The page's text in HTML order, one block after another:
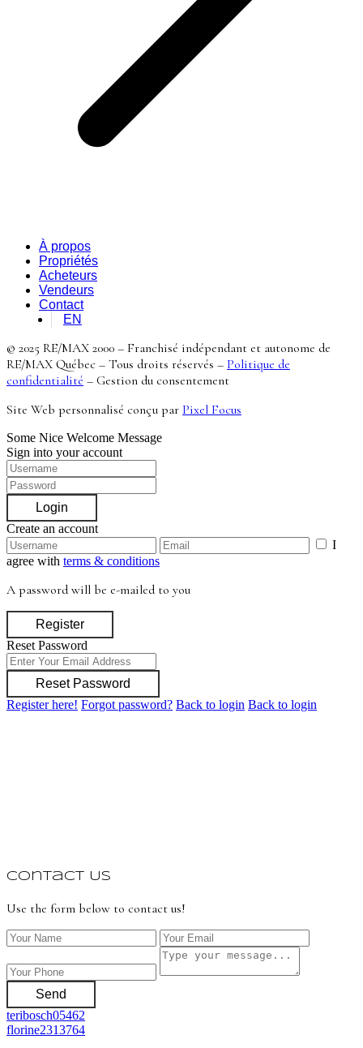
À propos
Propriétés
Acheteurs
Vendeurs
Contact
EN
© 2025 RE/MAX 2000 – Franchisé indépendant et autonome de
RE/MAX Québec – Tous droits réservés – Politique de
confidentialité – Gestion du consentement
Site Web personnalisé conçu par Pixel Focus
Some Nice Welcome Message
Sign into your account
Login
Create an account
I
agree with terms & conditions
A password will be e-mailed to you
Register
Reset Password
Reset Password
Register here! Forgot password? Back to login Back to login
Contact Us
Use the form below to contact us!
Send
teribosch05462
florine2313764